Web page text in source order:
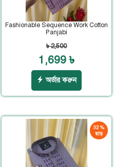
Fashionable Sequence Work Cotton
Panjabi
৳ 2,500
1,699 ৳
অর্ডার করুন
32 %
ছাড়